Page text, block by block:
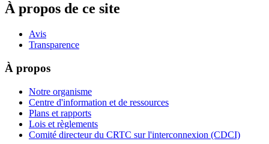
À propos de ce site
Avis
Transparence
À propos
Notre organisme
Centre d'information et de ressources
Plans et rapports
Lois et règlements
Comité directeur du CRTC sur l'interconnexion (CDCI)